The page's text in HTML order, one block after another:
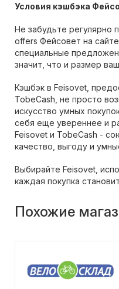
Условия кэшбэка
Не забудьте регулярно
offers Фейсовет на
специальные
значит, что и размер
Кэшбэк в Feisovet,
TobeCash, не просто
искусство умных
себя еще увереннее и
Feisovet и TobeCash -
качество, выгоду и
Выбирайте Feisovet,
каждая покупка
Похожие